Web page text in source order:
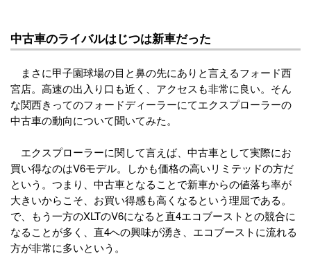
中古車のライバルはじつは新車だった
まさに甲子園球場の目と鼻の先にありと言えるフォード西
宮店。高速の出入り口も近く、アクセスも非常に良い。そん
な関西きってのフォードディーラーにてエクスプローラーの
中古車の動向について聞いてみた。
エクスプローラーに関して言えば、中古車として実際にお
買い得なのはV6モデル。しかも価格の高いリミテッドの方だ
という。つまり、中古車となることで新車からの値落ち率が
大きいからこそ、お買い得感も高くなるという理屈である。
で、もう一方のXLTのV6になると直4エコブーストとの競合に
なることが多く、直4への興味が湧き、エコブーストに流れる
方が非常に多いという。